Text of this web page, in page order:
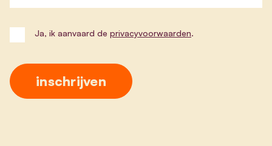
Ja, ik aanvaard de privacyvoorwaarden.